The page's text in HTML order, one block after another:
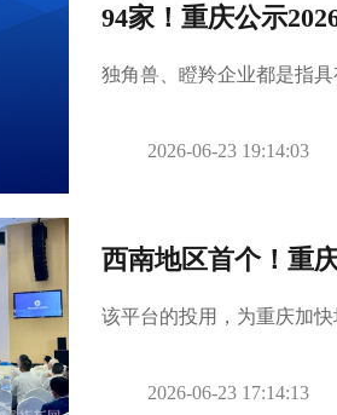
94家！重庆公示
独角兽、‌瞪羚企业‌都是指
2026-06-23 19:14:03
西南地区首个！重
该平台的投用，为重庆加
2026-06-23 17:14:13